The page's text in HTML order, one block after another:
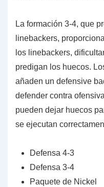
La formación 3-4, que
linebackers,
los linebackers,
predigan los huecos.
añaden un defensive
defender contra
pueden dejar huecos
se ejecutan
Defensa 4-3
Defensa 3-4
Paquete de Nickel